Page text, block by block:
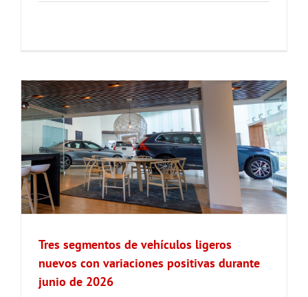
Tres segmentos de vehículos ligeros
nuevos con variaciones positivas durante
junio de 2026